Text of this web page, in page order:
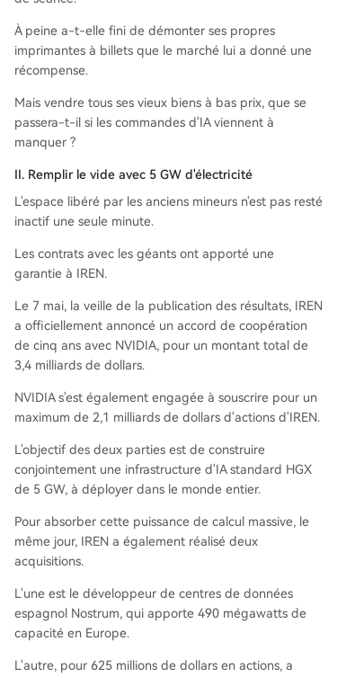
À peine a-t-elle fini de démonter ses propres
imprimantes à billets que le marché lui a donné une
récompense.
Mais vendre tous ses vieux biens à bas prix, que se
passera-t-il si les commandes d'IA viennent à
manquer ?
II. Remplir le vide avec 5 GW d'électricité
L'espace libéré par les anciens mineurs n'est pas resté
inactif une seule minute.
Les contrats avec les géants ont apporté une
garantie à IREN.
Le 7 mai, la veille de la publication des résultats, IREN
a officiellement annoncé un accord de coopération
de cinq ans avec NVIDIA, pour un montant total de
3,4 milliards de dollars.
NVIDIA s'est également engagée à souscrire pour un
maximum de 2,1 milliards de dollars d'actions d'IREN.
L'objectif des deux parties est de construire
conjointement une infrastructure d'IA standard HGX
de 5 GW, à déployer dans le monde entier.
Pour absorber cette puissance de calcul massive, le
même jour, IREN a également réalisé deux
acquisitions.
L'une est le développeur de centres de données
espagnol Nostrum, qui apporte 490 mégawatts de
capacité en Europe.
L'autre, pour 625 millions de dollars en actions, a